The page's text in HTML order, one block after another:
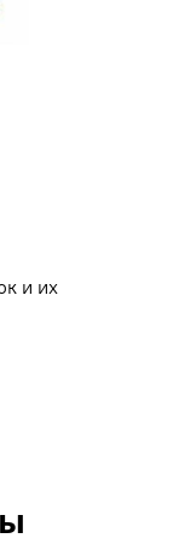
и их